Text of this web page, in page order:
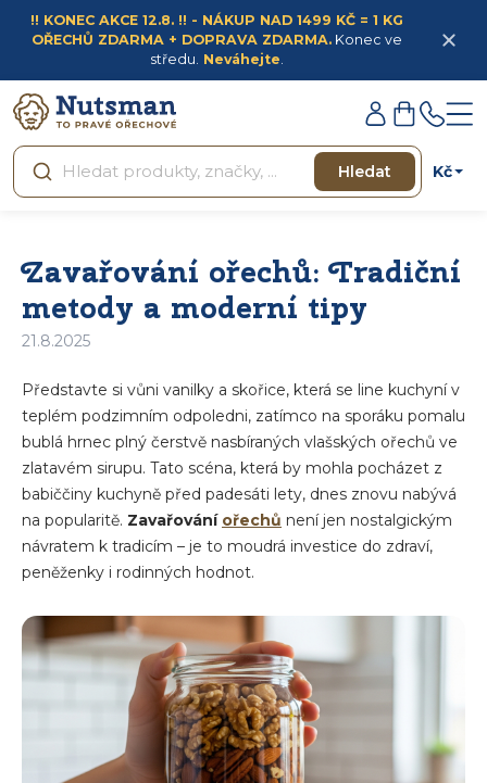
obsah
!! KONEC AKCE 12.8. !! - NÁKUP NAD 1499 KČ = 1 KG
OŘECHŮ ZDARMA + DOPRAVA ZDARMA.Konec ve
středu. Neváhejte.
Hledat Kč
Přihlášení
Nákupní
košík
Zavařování ořechů: Tradiční
metody a moderní tipy
21.8.2025
Představte si vůni vanilky a skořice, která se line kuchyní v
teplém podzimním odpoledni, zatímco na sporáku pomalu
bublá hrnec plný čerstvě nasbíraných vlašských ořechů ve
zlatavém sirupu. Tato scéna, která by mohla pocházet z
babiččiny kuchyně před padesáti lety, dnes znovu nabývá
na popularitě. Zavařování ořechů není jen nostalgickým
návratem k tradicím – je to moudrá investice do zdraví,
peněženky i rodinných hodnot.